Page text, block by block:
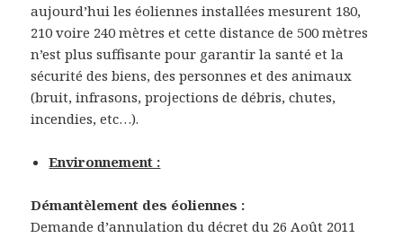
aujourd’hui les éoliennes installées mesurent 180,
210 voire 240 mètres et cette distance de 500 mètres
n’est plus suffisante pour garantir la santé et la
sécurité des biens, des personnes et des animaux
(bruit, infrasons, projections de débris, chutes,
incendies, etc…).
Environnement :
Démantèlement des éoliennes :
Demande d’annulation du décret du 26 Août 2011